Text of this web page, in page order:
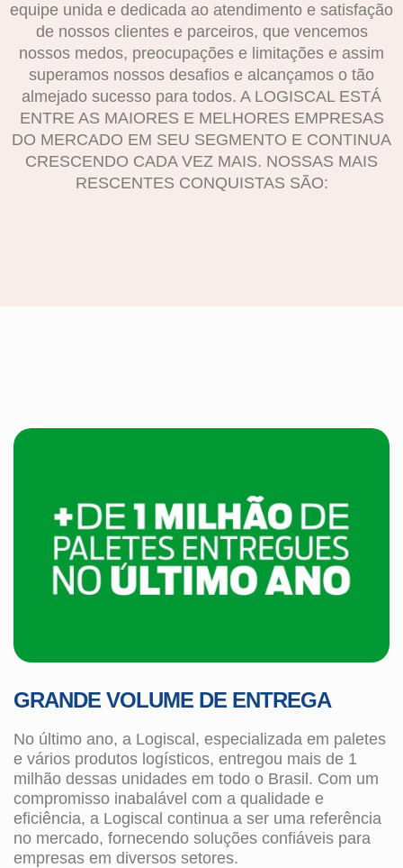
equipe unida e dedicada ao atendimento e satisfação
de nossos clientes e parceiros, que vencemos
nossos medos, preocupações e limitações e assim
superamos nossos desafios e alcançamos o tão
almejado sucesso para todos. A LOGISCAL ESTÁ
ENTRE AS MAIORES E MELHORES EMPRESAS
DO MERCADO EM SEU SEGMENTO E CONTINUA
CRESCENDO CADA VEZ MAIS. NOSSAS MAIS
RESCENTES CONQUISTAS SÃO:
GRANDE VOLUME DE ENTREGA
No último ano, a Logiscal, especializada em paletes
e vários produtos logísticos, entregou mais de 1
milhão dessas unidades em todo o Brasil. Com um
compromisso inabalável com a qualidade e
eficiência, a Logiscal continua a ser uma referência
no mercado, fornecendo soluções confiáveis para
empresas em diversos setores.